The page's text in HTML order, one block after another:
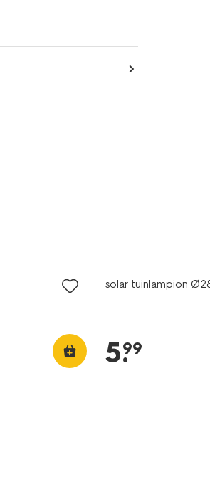
solar tuinlampion
5.
99